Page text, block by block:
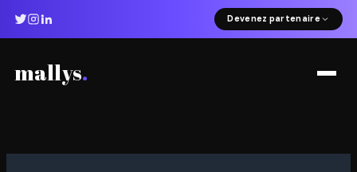
Devenez partenaire
mallys.